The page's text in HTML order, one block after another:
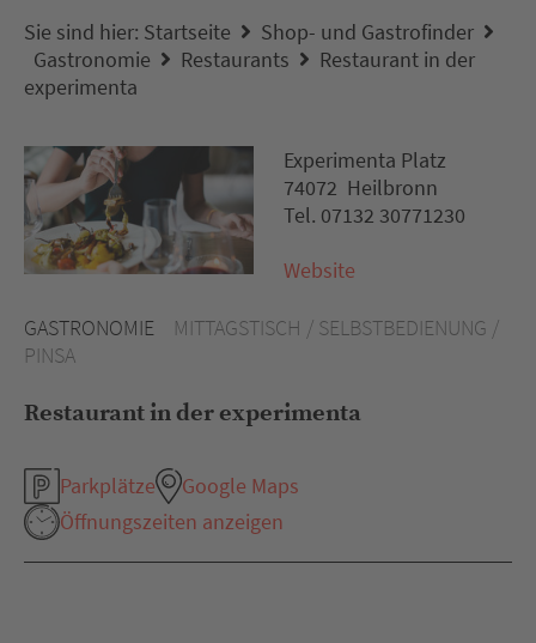
Sie sind hier: Startseite
Shop- und Gastrofinder
Gastronomie
Restaurants
Restaurant in der
experimenta
GASTRONOMIE
MITTAGSTISCH / SELBSTBEDIENUNG /
PINSA
Restaurant in der experimenta
Parkplätze
Google Maps
Öffnungszeiten anzeigen
Experimenta Platz
74072 Heilbronn
Tel. 07132 30771230
Website